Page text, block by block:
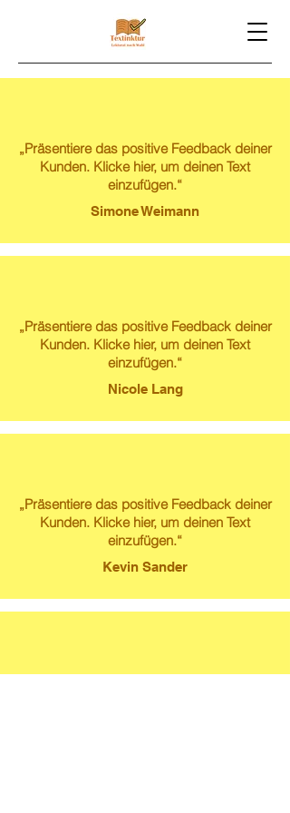
„Präsentiere das positive Feedback deiner
Kunden. Klicke hier, um deinen Text
einzufügen.“
Simone Weimann
„Präsentiere das positive Feedback deiner
Kunden. Klicke hier, um deinen Text
einzufügen.“
Nicole Lang
„Präsentiere das positive Feedback deiner
Kunden. Klicke hier, um deinen Text
einzufügen.“
Kevin Sander